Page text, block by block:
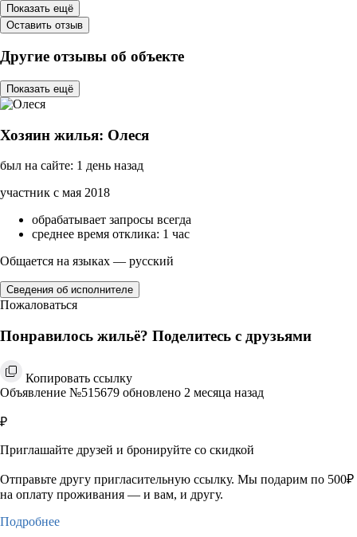
Показать ещё
Оставить отзыв
Другие отзывы об объекте
Показать ещё
Хозяин жилья: Олеся
был на сайте: 1 день назад
участник с мая 2018
обрабатывает запросы всегда
среднее время отклика: 1 час
Общается на языках — русский
Сведения об исполнителе
Пожаловаться
Понравилось жильё? Поделитесь с друзьями
Копировать ссылку
Объявление №515679 обновлено 2 месяца назад
₽
Приглашайте друзей и бронируйте со скидкой
Отправьте другу пригласительную ссылку. Мы подарим по 500₽
на оплату проживания — и вам, и другу.
Подробнее